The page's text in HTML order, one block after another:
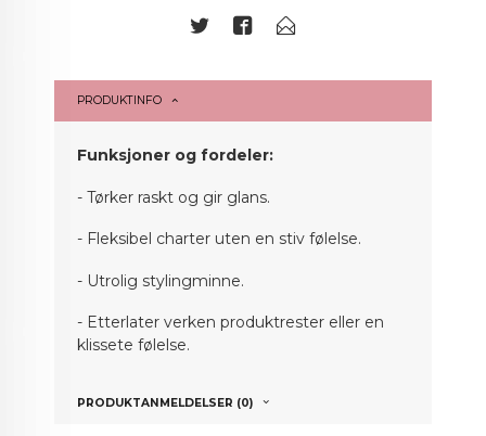
PRODUKTINFO
Funksjoner og fordeler:
- Tørker raskt og gir glans.
- Fleksibel charter uten en stiv følelse.
- Utrolig stylingminne.
- Etterlater verken produktrester eller en
klissete følelse.
PRODUKTANMELDELSER (0)